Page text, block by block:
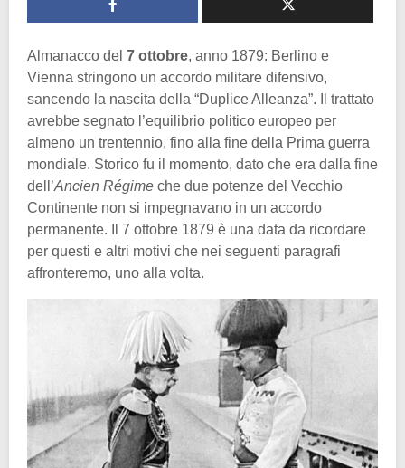
Almanacco del 7 ottobre, anno 1879: Berlino e
Vienna stringono un accordo militare difensivo,
sancendo la nascita della “Duplice Alleanza”. Il trattato
avrebbe segnato l’equilibrio politico europeo per
almeno un trentennio, fino alla fine della Prima guerra
mondiale. Storico fu il momento, dato che era dalla fine
dell’Ancien Régime che due potenze del Vecchio
Continente non si impegnavano in un accordo
permanente. Il 7 ottobre 1879 è una data da ricordare
per questi e altri motivi che nei seguenti paragrafi
affronteremo, uno alla volta.